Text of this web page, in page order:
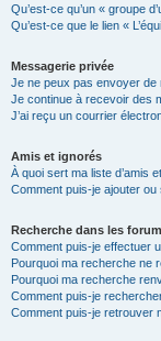
Qu’est-ce qu’un « groupe
Qu’est-ce que le lien «
Messagerie privée
Je ne peux pas envoyer de
Je continue à recevoir des
J’ai reçu un courrier
Amis et ignorés
À quoi sert ma liste d’amis
Comment puis-je ajouter ou
Recherche dans les
Comment puis-je effectuer
Pourquoi ma recherche ne
Pourquoi ma recherche
Comment puis-je
Comment puis-je retrouver